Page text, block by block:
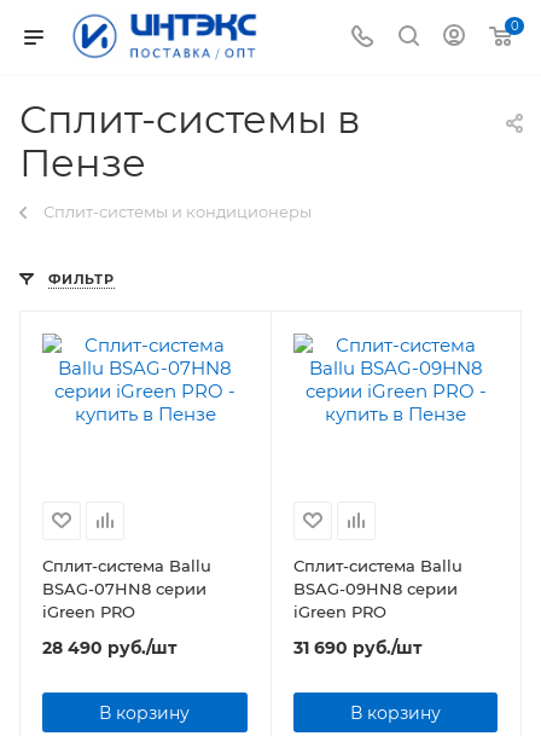
0
Сплит-системы в
Пензе
Сплит-системы и кондиционеры
ФИЛЬТР
Сплит-система Ballu
BSAG-07HN8 серии
iGreen PRO
28 490 руб./шт
В корзину
Сплит-система Ballu
BSAG-09HN8 серии
iGreen PRO
31 690 руб./шт
В корзину